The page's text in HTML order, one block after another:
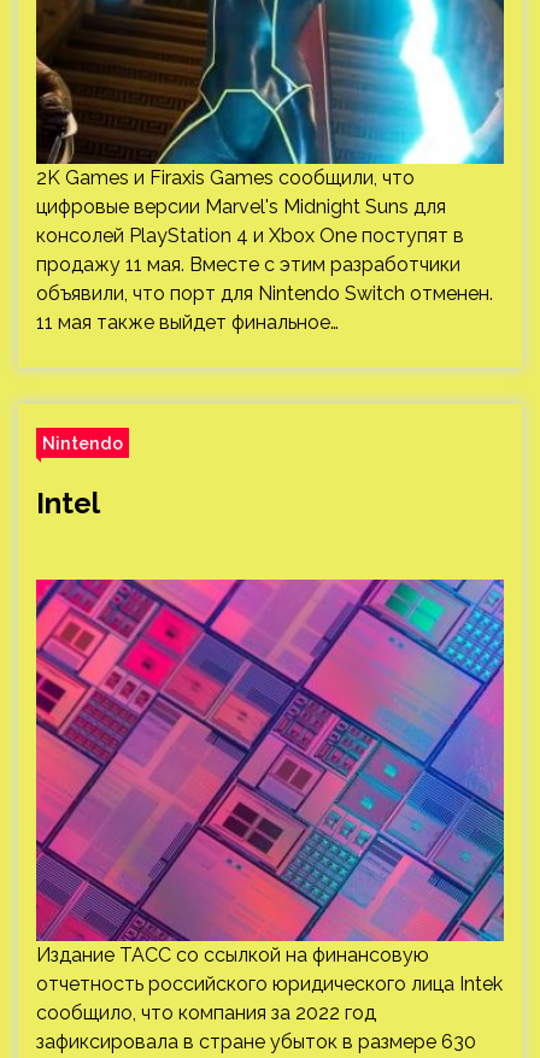
2K Games и Firaxis Games сообщили, что
цифровые версии Marvel's Midnight Suns для
консолей PlayStation 4 и Xbox One поступят в
продажу 11 мая. Вместе с этим разработчики
объявили, что порт для Nintendo Switch отменен.
11 мая также выйдет финальное…
Nintendo
Intel
Издание ТАСС со ссылкой на финансовую
отчетность российского юридического лица Intek
сообщило, что компания за 2022 год
зафиксировала в стране убыток в размере 630